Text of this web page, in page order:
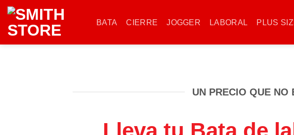
Saltar
contenido
BATA CIERRE JOGGER LABORAL PLUS
UN PRECIO QUE NO